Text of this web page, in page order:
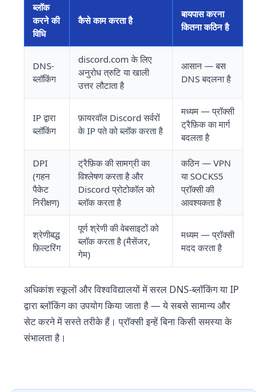
ब्लॉक
करने की
विधि
कैसे काम करता है
बायपास करना
कितना कठिन है
DNS-
ब्लॉकिंग
discord.com के लिए
अनुरोध त्रुटि या खाली
उत्तर लौटाता है
आसान — बस
DNS बदलना है
IP द्वारा
ब्लॉकिंग
फ़ायरवॉल Discord सर्वरों
के IP पते को ब्लॉक करता है
मध्यम — प्रॉक्सी
ट्रैफ़िक का मार्ग
बदलता है
DPI
(गहन
पैकेट
निरीक्षण)
ट्रैफ़िक की सामग्री का
विश्लेषण करता है और
Discord प्रोटोकॉल को
ब्लॉक करता है
कठिन — VPN
या SOCKS5
प्रॉक्सी की
आवश्यकता है
श्रेणीबद्ध
फ़िल्टरिंग
पूर्ण श्रेणी की वेबसाइटों को
ब्लॉक करता है (मैसेंजर,
गेम)
मध्यम — प्रॉक्सी
मदद करता है
अधिकांश स्कूलों और विश्वविद्यालयों में सरल DNS-ब्लॉकिंग या IP
द्वारा ब्लॉकिंग का उपयोग किया जाता है — ये सबसे सामान्य और
सेट करने में सस्ते तरीके हैं। प्रॉक्सी इन्हें बिना किसी समस्या के
संभालता है।